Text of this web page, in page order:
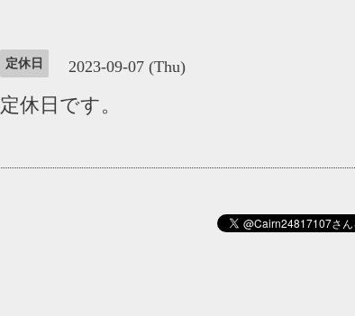
定休日 2023-09-07 (Thu)
定休日です。